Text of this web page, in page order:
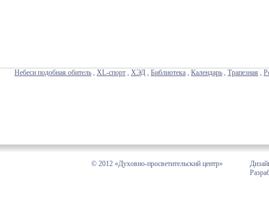
Небеси подобная обитель , XL-спорт , ХЭД , Библиотека , Календарь , Трапезная ,
© 2012 «Духовно-просветительский центр»